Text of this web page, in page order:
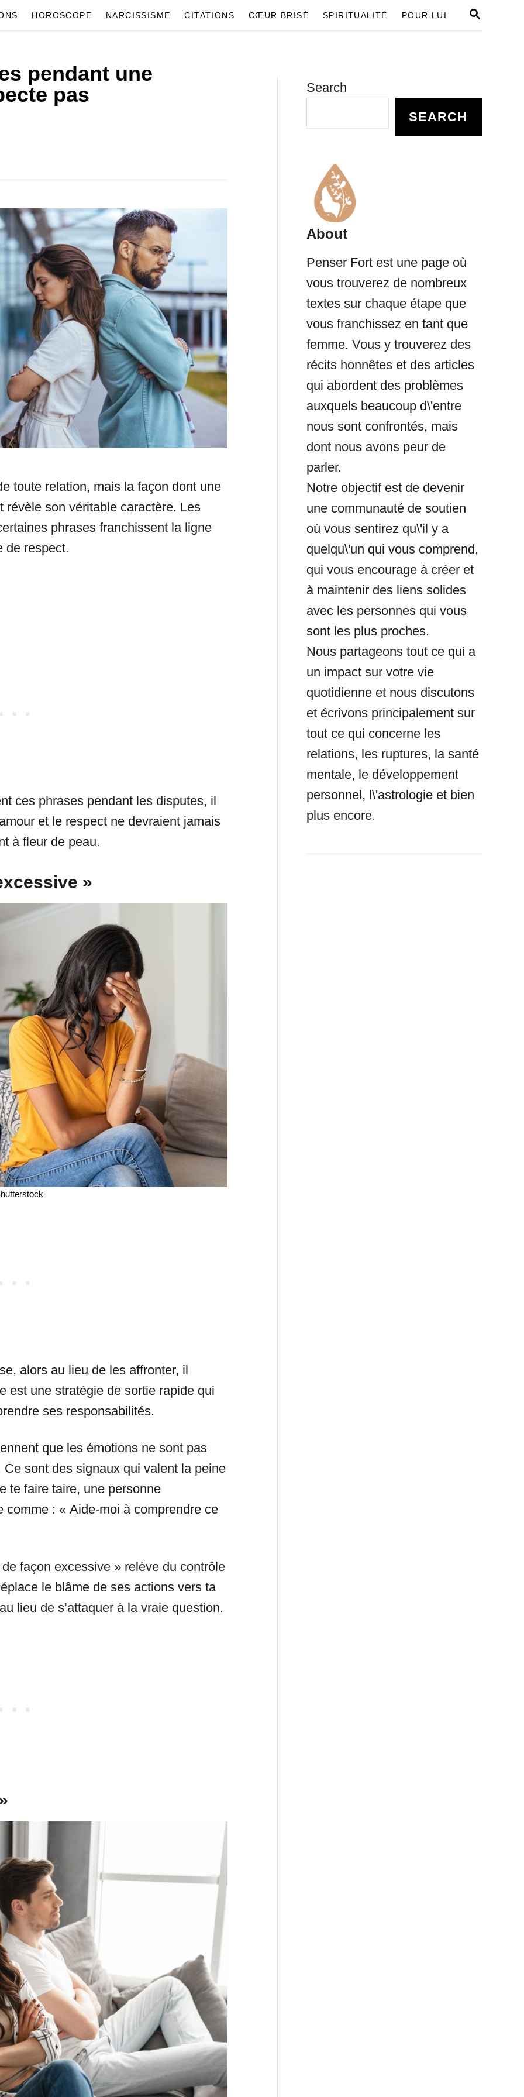
S
HOROSCOPE NARCISSISME CITATIONS CŒUR BRISÉ SPIRITUALITÉ POUR LUI
pendant une
pas
toute relation, mais la façon dont une
son véritable caractère. Les
phrases franchissent la ligne
de respect.
ces phrases pendant les disputes, il
et le respect ne devraient jamais
à fleur de peau.
»
alors au lieu de les affronter, il
est une stratégie de sortie rapide qui
ses responsabilités.
que les émotions ne sont pas
sont des signaux qui valent la peine
te faire taire, une personne
: « Aide-moi à comprendre ce
façon excessive » relève du contrôle
le blâme de ses actions vers ta
lieu de s’attaquer à la vraie question.
Search
SEARCH
About
Penser Fort est une page où
vous trouverez de nombreux
textes sur chaque étape que
vous franchissez en tant que
femme. Vous y trouverez des
récits honnêtes et des articles
qui abordent des problèmes
auxquels beaucoup d\'entre
nous sont confrontés, mais
dont nous avons peur de
parler.
Notre objectif est de devenir
une communauté de soutien
où vous sentirez qu\'il y a
quelqu\'un qui vous comprend,
qui vous encourage à créer et
à maintenir des liens solides
avec les personnes qui vous
sont les plus proches.
Nous partageons tout ce qui a
un impact sur votre vie
quotidienne et nous discutons
et écrivons principalement sur
tout ce qui concerne les
relations, les ruptures, la santé
mentale, le développement
personnel, l\'astrologie et bien
plus encore.